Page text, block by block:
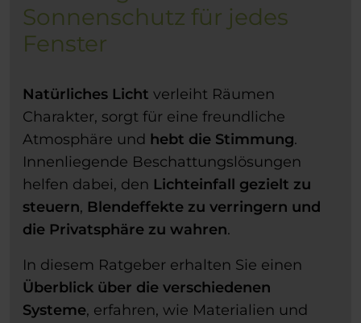
Sonnenschutz für jedes
Fenster
Natürliches Licht verleiht Räumen
Charakter, sorgt für eine freundliche
Atmosphäre und hebt die Stimmung.
Innenliegende Beschattungslösungen
helfen dabei, den Lichteinfall gezielt zu
steuern, Blendeffekte zu verringern und
die Privatsphäre zu wahren.
In diesem Ratgeber erhalten Sie einen
Überblick über die verschiedenen
Systeme, erfahren, wie Materialien und